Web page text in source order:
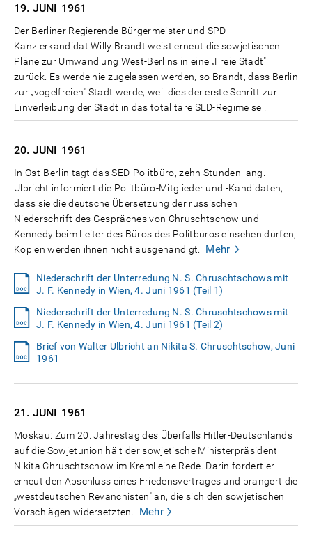
19. JUNI 1961
Der Berliner Regierende Bürgermeister und SPD-
Kanzlerkandidat Willy Brandt weist erneut die sowjetischen
Pläne zur Umwandlung West-Berlins in eine „Freie Stadt"
zurück. Es werde nie zugelassen werden, so Brandt, dass Berlin
zur „vogelfreien" Stadt werde, weil dies der erste Schritt zur
Einverleibung der Stadt in das totalitäre SED-Regime sei.
20. JUNI 1961
In Ost-Berlin tagt das SED-Politbüro, zehn Stunden lang.
Ulbricht informiert die Politbüro-Mitglieder und -Kandidaten,
dass sie die deutsche Übersetzung der russischen
Niederschrift des Gespräches von Chruschtschow und
Kennedy beim Leiter des Büros des Politbüros einsehen dürfen,
Kopien werden ihnen nicht ausgehändigt.
Mehr
Niederschrift der Unterredung N. S. Chruschtschows mit
J. F. Kennedy in Wien, 4. Juni 1961 (Teil 1)
Niederschrift der Unterredung N. S. Chruschtschows mit
J. F. Kennedy in Wien, 4. Juni 1961 (Teil 2)
Brief von Walter Ulbricht an Nikita S. Chruschtschow, Juni
1961
21. JUNI 1961
Moskau: Zum 20. Jahrestag des Überfalls Hitler-Deutschlands
auf die Sowjetunion hält der sowjetische Ministerpräsident
Nikita Chruschtschow im Kreml eine Rede. Darin fordert er
erneut den Abschluss eines Friedensvertrages und prangert die
„westdeutschen Revanchisten" an, die sich den sowjetischen
Vorschlägen widersetzten.
Mehr